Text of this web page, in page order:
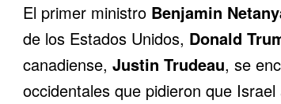
El primer ministro Benjamin
de los Estados Unidos, Donald
canadiense, Justin Trudeau, se
occidentales que pidieron que